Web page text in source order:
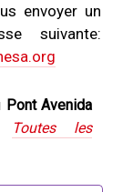
envoyer un
suivante:
Pont Avenida
Toutes les